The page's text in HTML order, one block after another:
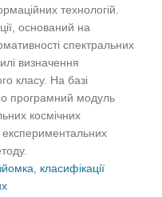
технологій.
оснований на
спектральних
визначення
класу. На базі
програмний модуль
космічних
класифікації